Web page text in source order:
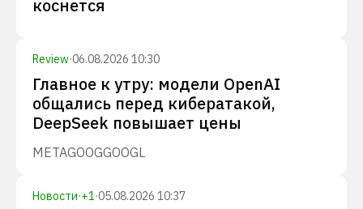
коснется
Review·06.08.2026 10:30
Главное к утру: модели OpenAI
общались перед кибератакой,
DeepSeek повышает цены
METAGOOGGOOGL
Новости·+1·05.08.2026 10:37